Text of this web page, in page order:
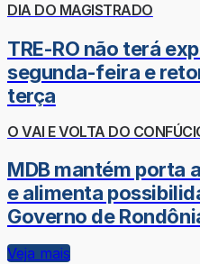
DIA DO MAGISTRADO
TRE-RO não terá
segunda-feira e
terça
O VAI E VOLTA DO
MDB mantém porta
e alimenta
Governo de
Veja mais